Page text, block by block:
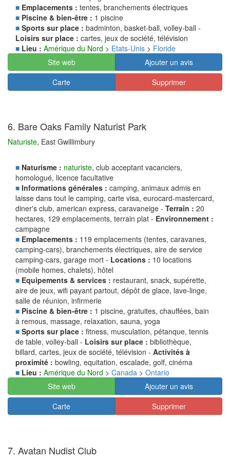
■ Emplacements : tentes, branchements électriques
■ Piscine & bien-être : 1 piscine
■ Sports sur place : badminton, basket-ball, volley-ball -
Loisirs sur place : cartes, jeux de société, télévision
■ Lieu : Amérique du Nord > Etats-Unis > Floride
Site web
Ajouter un avis
Carte
Supprimer
6. Bare Oaks Family Naturist Park
Naturiste, East Gwillimbury
■ Naturisme : naturiste, club acceptant vacanciers,
homologué, licence facultative
■ Informations générales : camping, animaux admis en
laisse dans tout le camping, carte visa, eurocard-mastercard,
diner's club, american express, caravaneige - Terrain : 20
hectares, 129 emplacements, terrain plat - Environnement :
campagne
■ Emplacements : 119 emplacements (tentes, caravanes,
camping-cars), branchements électriques, aire de service
camping-cars, garage mort - Locations : 10 locations
(mobile homes, chalets), hôtel
■ Equipements & services : restaurant, snack, supérette,
aire de jeux, wifi payant partout, dépôt de glace, lave-linge,
salle de réunion, infirmerie
■ Piscine & bien-être : 1 piscine, gratuites, chauffées, bain
à remous, massage, relaxation, sauna, yoga
■ Sports sur place : fitness, musculation, pétanque, tennis
de table, volley-ball - Loisirs sur place : bibliothèque,
billard, cartes, jeux de société, télévision - Activités à
proximité : bowling, equitation, escalade, golf, cinéma
■ Lieu : Amérique du Nord > Canada > Ontario
Site web
Ajouter un avis
Carte
Supprimer
7. Avatan Nudist Club